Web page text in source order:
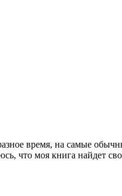
время, на самые
что моя книга найдет